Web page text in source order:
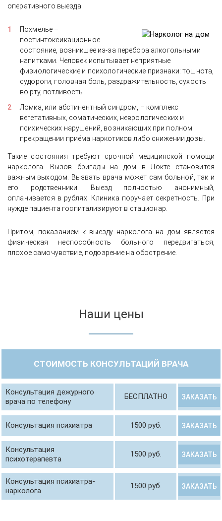
оперативного выезда:
Похмелье –
постинтоксикационное
состояние, возникшее из-за перебора алкогольными
напитками. Человек испытывает неприятные
физиологические и психологические признаки: тошнота,
судороги, головная боль, раздражительность, сухость
во рту, потливость.
Ломка, или абстинентный синдром, – комплекс
вегетативных, соматических, неврологических и
психических нарушений, возникающих при полном
прекращении приёма наркотиков либо снижении дозы.
Такие состояния требуют срочной медицинской помощи
нарколога. Вызов бригады на дом в Локте становится
важным выходом. Вызвать врача может сам больной, так и
его родственники. Выезд полностью анонимный,
оплачивается в рублях. Клиника поручает секретность. При
нужде пациента госпитализируют в стационар.
Притом, показанием к выезду нарколога на дом является
физическая неспособность больного передвигаться,
плохое самочувствие, подозрение на обострение.
Наши цены
СТОИМОСТЬ КОНСУЛЬТАЦИЙ ВРАЧА
Консультация дежурного
врача по телефону
БЕСПЛАТНО ЗАКАЗАТЬ
Консультация психиатра 1500 руб. ЗАКАЗАТЬ
Консультация
психотерапевта
1500 руб. ЗАКАЗАТЬ
Консультация психиатра-
нарколога
1500 руб. ЗАКАЗАТЬ